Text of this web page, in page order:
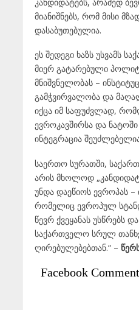
მიანიშნებს, რომ მისი
დასაბუთებულია.
ეს შედეგი ხაზს უსვამს
მიერ გატარებული
მნიშვნელობას –
გამჭვირვალობა და
იქცა იმ საფუძვლად,
ევროკავშირსა და
ინტეგრაცია
საერთო სურათში,
არის მხოლოდ
უნდა დაეწიოს ევროპას
რომელიც ევროპულ
წევრ ქვეყანას უსწრებს
საქართველო სრულ
ღირებულებებთან.“ –
Facebook